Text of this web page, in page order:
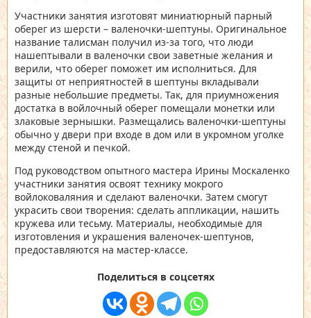
Участники занятия изготовят миниатюрный парный
оберег из шерсти – валеночки-шептуны. Оригинальное
название талисман получил из-за того, что люди
нашептывали в валеночки свои заветные желания и
верили, что оберег поможет им исполниться. Для
защиты от неприятностей в шептуны вкладывали
разные небольшие предметы. Так, для приумножения
достатка в войлочный оберег помещали монетки или
злаковые зернышки. Размещались валеночки-шептуны
обычно у двери при входе в дом или в укромном уголке
между стеной и печкой.
Под руководством опытного мастера Ирины Москаленко
участники занятия освоят технику мокрого
войлоковаляния и сделают валеночки. Затем смогут
украсить свои творения: сделать аппликации, нашить
кружева или тесьму. Материалы, необходимые для
изготовления и украшения валеночек-шептунов,
предоставляются на мастер-классе.
Поделиться в соцсетях